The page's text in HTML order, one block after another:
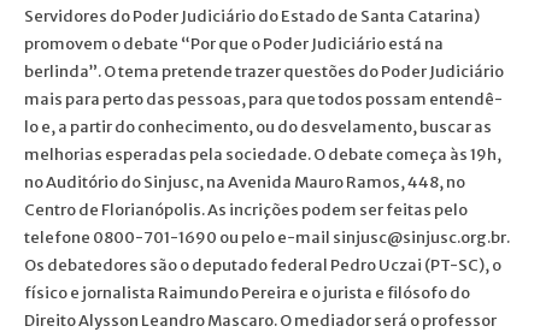
Servidores do Poder Judiciário do Estado de Santa Catarina)
promovem o debate “Por que o Poder Judiciário está na
berlinda”. O tema pretende trazer questões do Poder Judiciário
mais para perto das pessoas, para que todos possam entendê-
lo e, a partir do conhecimento, ou do desvelamento, buscar as
melhorias esperadas pela sociedade. O debate começa às 19h,
no Auditório do Sinjusc, na Avenida Mauro Ramos, 448, no
Centro de Florianópolis. As incrições podem ser feitas pelo
telefone 0800-701-1690 ou pelo e-mail sinjusc@sinjusc.org.br.
Os debatedores são o deputado federal Pedro Uczai (PT-SC), o
físico e jornalista Raimundo Pereira e o jurista e filósofo do
Direito Alysson Leandro Mascaro. O mediador será o professor